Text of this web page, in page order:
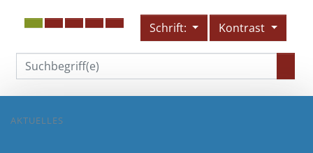
Schrift: Kontrast
AKTUELLES